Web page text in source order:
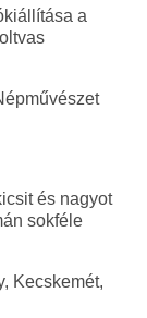
a
és nagyot
sokféle
Kecskemét,